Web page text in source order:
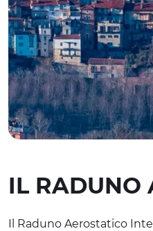
IL RADUNO
Il Raduno Aerostatico